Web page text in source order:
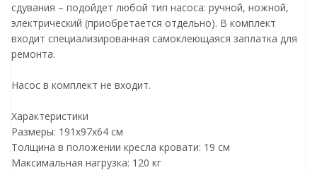
сдувания – подойдет любой тип насоса: ручной, ножной,
электрический (приобретается отдельно). В комплект
входит специализированная самоклеющаяся заплатка для
ремонта.
Насос в комплект не входит.
Характеристики
Размеры: 191x97x64 см
Толщина в положении кресла кровати: 19 см
Максимальная нагрузка: 120 кг